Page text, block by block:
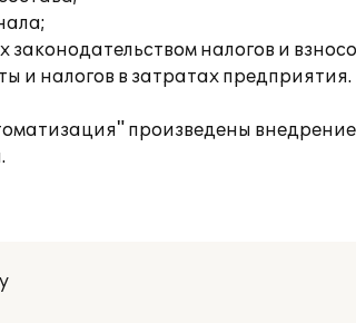
налогов и
и налогов в затратах предприятия.
произведены